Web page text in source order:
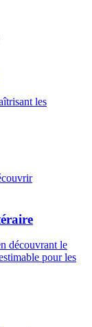
les
découvrant le
pour les